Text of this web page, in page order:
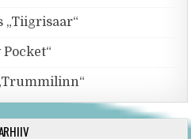
„Tiigrisaar“